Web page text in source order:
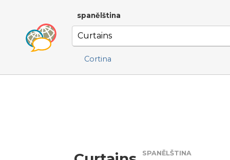
spanělština
Cortina
SPANĚLŠTINA